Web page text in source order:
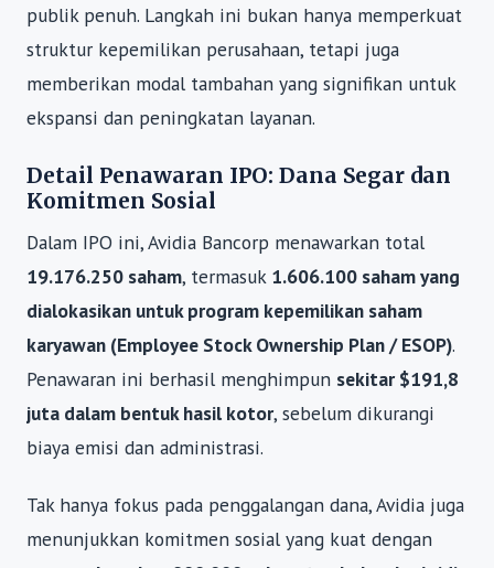
publik penuh. Langkah ini bukan hanya memperkuat
struktur kepemilikan perusahaan, tetapi juga
memberikan modal tambahan yang signifikan untuk
ekspansi dan peningkatan layanan.
Detail Penawaran IPO: Dana Segar dan
Komitmen Sosial
Dalam IPO ini, Avidia Bancorp menawarkan total
19.176.250 saham, termasuk 1.606.100 saham yang
dialokasikan untuk program kepemilikan saham
karyawan (Employee Stock Ownership Plan / ESOP).
Penawaran ini berhasil menghimpun sekitar $191,8
juta dalam bentuk hasil kotor, sebelum dikurangi
biaya emisi dan administrasi.
Tak hanya fokus pada penggalangan dana, Avidia juga
menunjukkan komitmen sosial yang kuat dengan